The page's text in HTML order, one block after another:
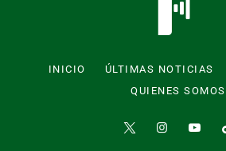
INICIO ÚLTIMAS NOTICIAS
QUIENES SOMOS